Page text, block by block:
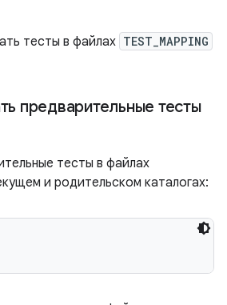
тесты в файлах TEST_MAPPING
предварительные тесты
тесты в файлах
и родительском каталогах: